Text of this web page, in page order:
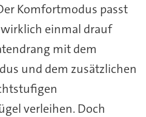
Komfortmodus passt
einmal drauf
mit dem
und dem zusätzlichen
verleihen. Doch